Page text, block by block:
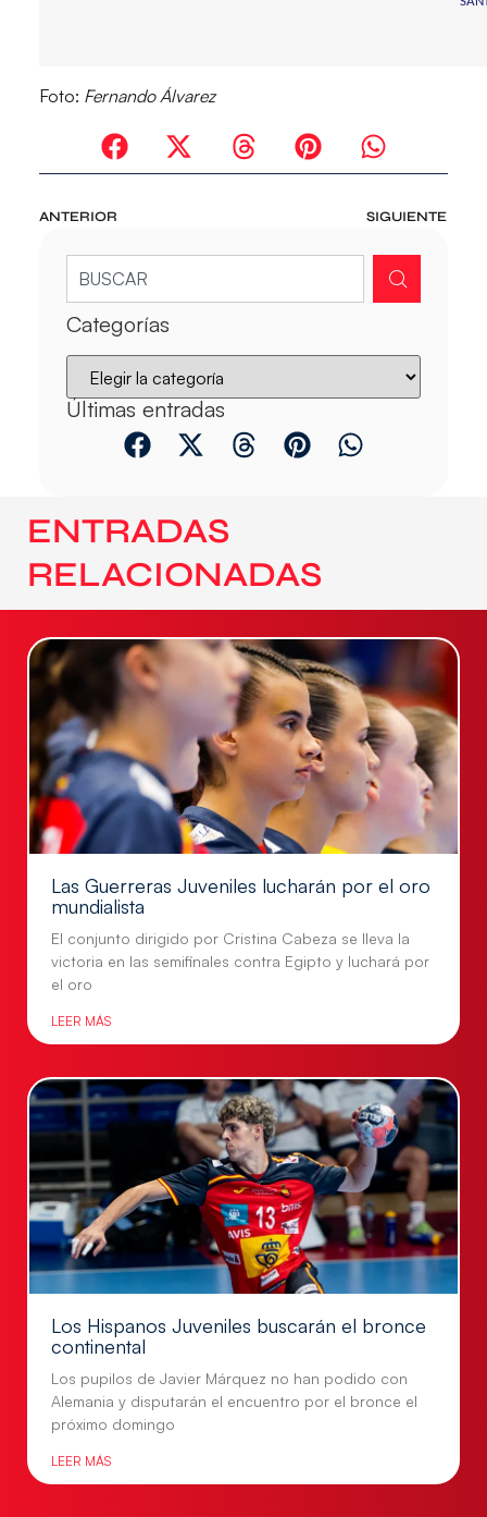
Foto: Fernando Álvarez
ANTERIOR SIGUIENTE
Categorías
Últimas entradas
ENTRADAS
RELACIONADAS
Las Guerreras Juveniles lucharán por el oro
mundialista
El conjunto dirigido por Cristina Cabeza se lleva la
victoria en las semifinales contra Egipto y luchará por
el oro
LEER MÁS
Los Hispanos Juveniles buscarán el bronce
continental
Los pupilos de Javier Márquez no han podido con
Alemania y disputarán el encuentro por el bronce el
próximo domingo
LEER MÁS